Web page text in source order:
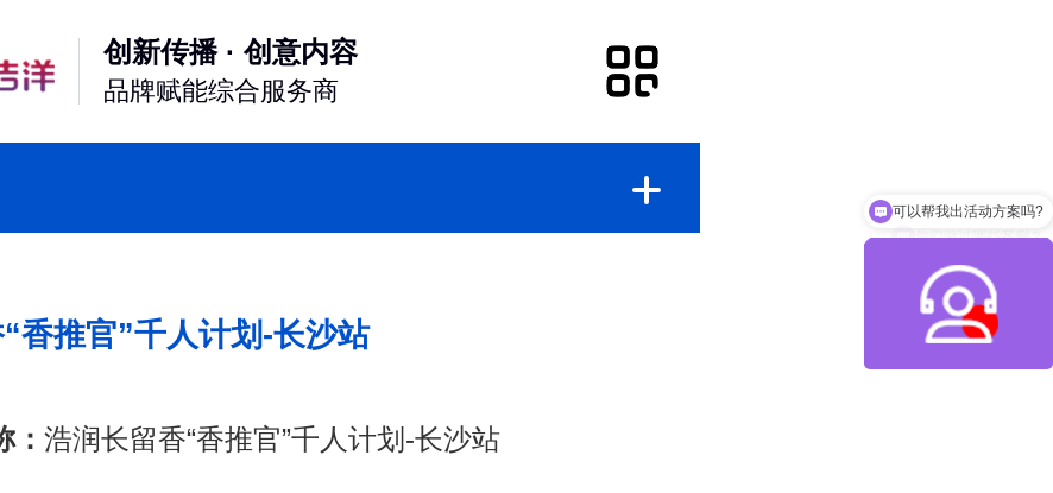
创新传播 · 创意内容
品牌赋能综合服务商
香推官”千人计划-长沙站
： 浩润长留香“香推官”千人计划-长沙站
你们做过哪些案例？